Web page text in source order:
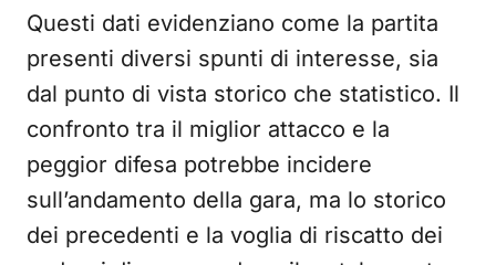
Questi dati evidenziano come la partita
presenti diversi spunti di interesse, sia
dal punto di vista storico che statistico. Il
confronto tra il miglior attacco e la
peggior difesa potrebbe incidere
sull’andamento della gara, ma lo storico
dei precedenti e la voglia di riscatto dei